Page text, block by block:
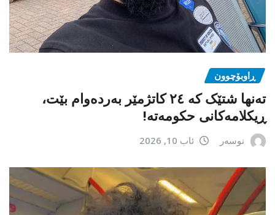
ڕاوبۆچوون
تەنها شتێک کە ٢٤ کاتژمێر بەردەوام بێت،
ڕیکلامەکانی حکومەتە!
نوسەر ئاب 10, 2026